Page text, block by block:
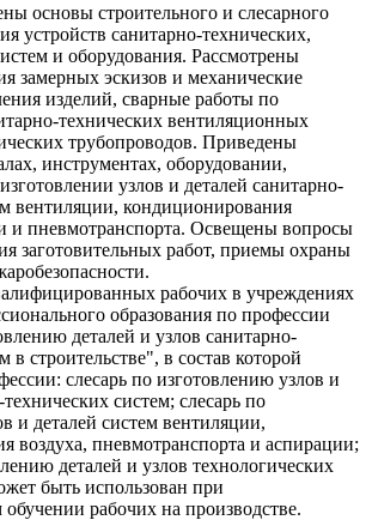
основы строительного и слесарного
устройств санитарно-технических,
и оборудования. Рассмотрены
замерных эскизов и механические
изделий, сварные работы по
технических вентиляционных
трубопроводов. Приведены
инструментах, оборудовании,
узлов и деталей санитарно-
вентиляции, кондиционирования
и пневмотранспорта. Освещены вопросы
заготовительных работ, приемы охраны
рабочих в учреждениях
образования по профессии
деталей и узлов санитарно-
в строительстве", в состав которой
слесарь по изготовлению узлов и
систем; слесарь по
и деталей систем вентиляции,
воздуха, пневмотранспорта и аспирации;
деталей и узлов технологических
быть использован при
рабочих на производстве.